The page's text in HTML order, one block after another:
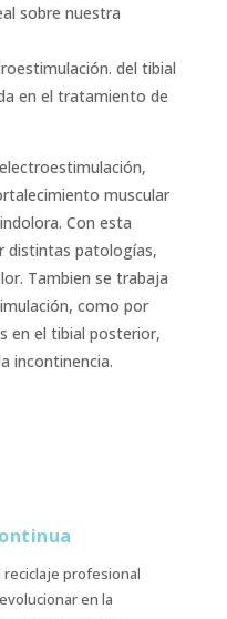
sobre nuestra
del tibial
en el tratamiento de
muscular
Con esta
distintas patologías,
Tambien se trabaja
como por
en el tibial posterior,
incontinencia.
reciclaje profesional
en la